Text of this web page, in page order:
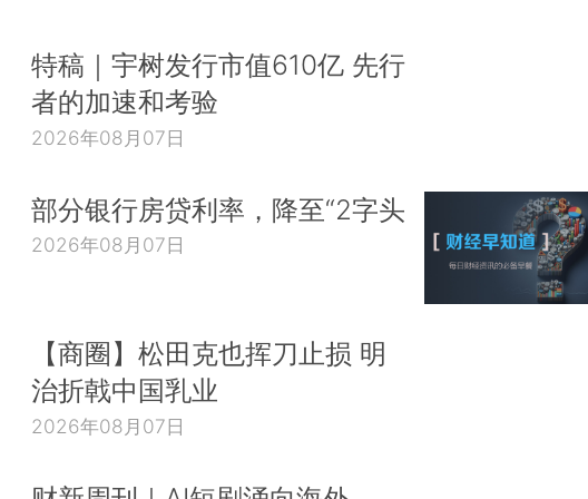
特稿｜宇树发行市值610亿 先行
者的加速和考验
2026年08月07日
部分银行房贷利率，降至“2字头
2026年08月07日
【商圈】松田克也挥刀止损 明
治折戟中国乳业
2026年08月07日